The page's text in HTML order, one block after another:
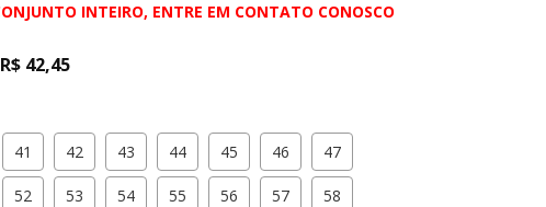
INTEIRO, ENTRE EM CONTATO CONOSCO
R$ 42,45
41 42 43 44 45 46 47
52 53 54 55 56 57 58